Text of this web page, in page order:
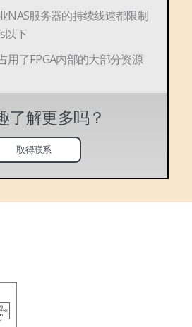
NAS服务器的持续线速都限制
以下
用了FPGA内部的大部分资源
了解更多吗？
取得联系